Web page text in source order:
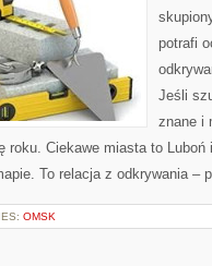
potrafi
Jeśli
znane i
roku. Ciekawe miasta to
To relacja z odkrywania
OMSK